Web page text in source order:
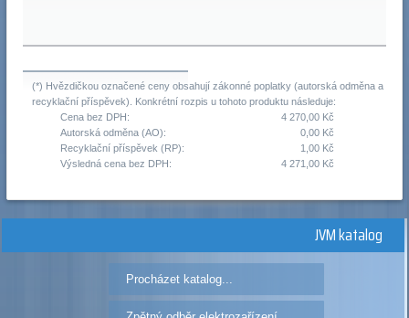
(*) Hvězdičkou označené ceny obsahují zákonné poplatky (autorská odměna a
recyklační příspěvek). Konkrétní rozpis u tohoto produktu následuje:
Cena bez DPH:
4 270,00 Kč
Autorská odměna (AO):
0,00 Kč
Recyklační příspěvek (RP):
1,00 Kč
Výsledná cena bez DPH:
4 271,00 Kč
JVM katalog
Procházet katalog...